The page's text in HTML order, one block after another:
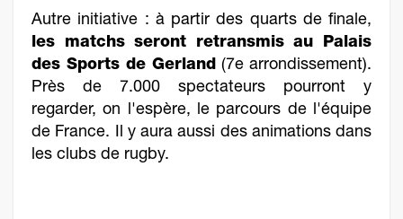
Autre initiative : à partir des quarts de finale,
les matchs seront retransmis au Palais
des Sports de Gerland (7e arrondissement).
Près de 7.000 spectateurs pourront y
regarder, on l'espère, le parcours de l'équipe
de France. Il y aura aussi des animations dans
les clubs de rugby.